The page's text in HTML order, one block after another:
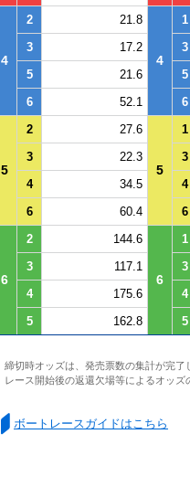
4
2 21.8
4
1
3
17.2 3
5
21.6 5
6
52.1 6
5
2 27.6
5
1
3
22.3 3
4
34.5 4
6
60.4 6
6
2 144.6
6
1
3
117.1 3
4
175.6 4
5
162.8 5
締切時オッズは、発売票数の集計が完了
レース開始後の返還欠場等によるオッズ
ボートレースガイドはこちら